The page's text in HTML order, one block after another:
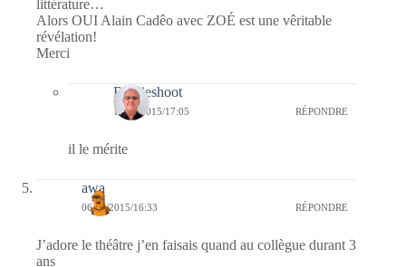
littérature…
Alors OUI Alain Cadêo avec ZOÉ est une vêritable
révélation!
Merci
Bernieshoot
14/06/2015/17:05 RÉPONDRE
il le mérite
awa
06/06/2015/16:33 RÉPONDRE
J’adore le théâtre j’en faisais quand au collègue durant 3
ans